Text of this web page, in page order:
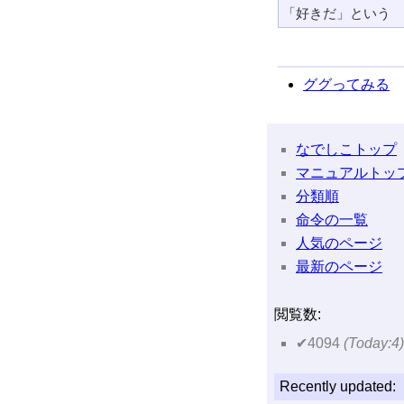
ググってみる
なでしこトップ
マニュアルトッ
分類順
命令の一覧
人気のページ
最新のページ
閲覧数:
✔4094 (Today:4)
Recently updated: